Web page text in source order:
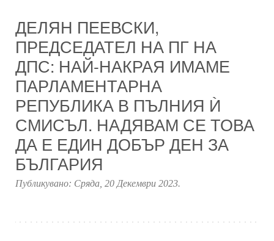
ДЕЛЯН ПЕЕВСКИ,
ПРЕДСЕДАТЕЛ НА ПГ НА
ДПС: НАЙ-НАКРАЯ ИМАМЕ
ПАРЛАМЕНТАРНА
РЕПУБЛИКА В ПЪЛНИЯ Ѝ
СМИСЪЛ. НАДЯВАМ СЕ ТОВА
ДА Е ЕДИН ДОБЪР ДЕН ЗА
БЪЛГАРИЯ
Публикувано: Сряда, 20 Декември 2023.